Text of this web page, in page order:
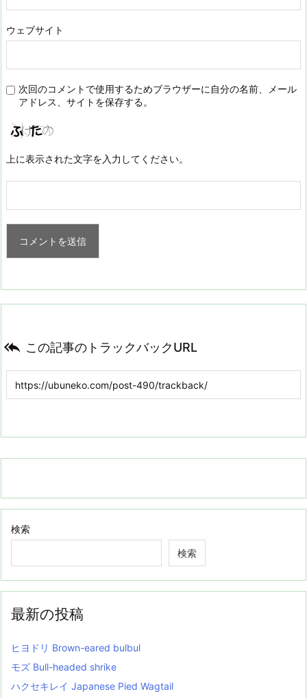
ウェブサイト
次回のコメントで使用するためブラウザーに自分の名前、メール
アドレス、サイトを保存する。
上に表示された文字を入力してください。
 この記事のトラックバックURL
検索
検索
最新の投稿
ヒヨドリ Brown-eared bulbul
モズ Bull-headed shrike
ハクセキレイ Japanese Pied Wagtail